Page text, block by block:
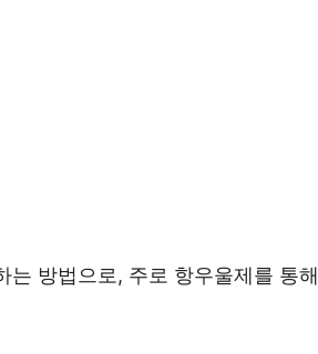
방법으로, 주로 항우울제를 통